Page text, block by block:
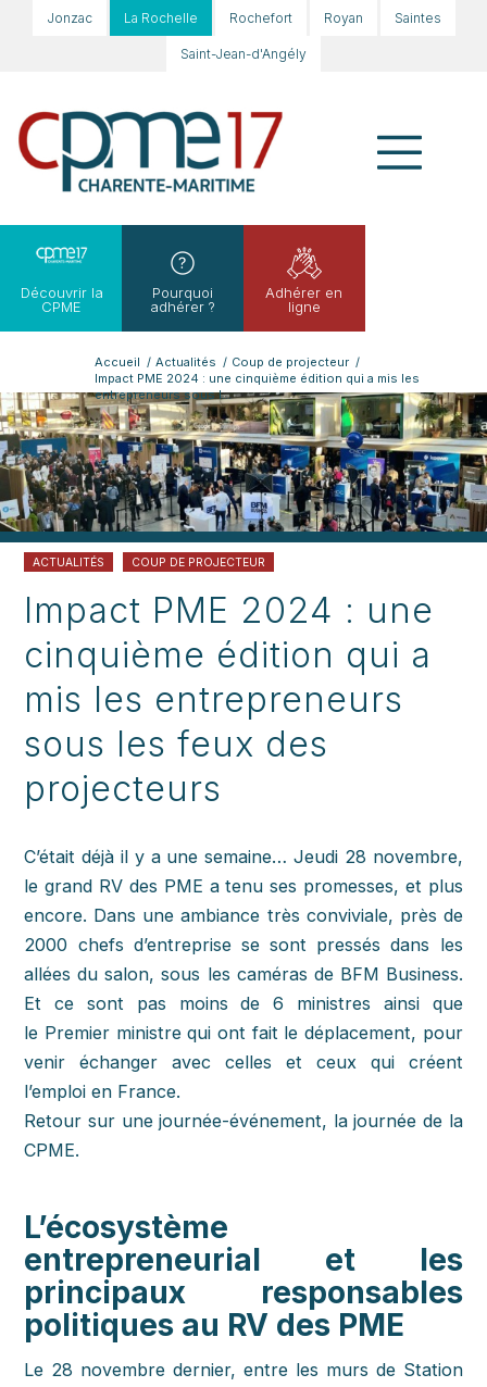
Jonzac La Rochelle Rochefort Royan Saintes
Saint-Jean-d'Angély
Découvrir la
CPME
Pourquoi
adhérer ?
Adhérer en
ligne
Accueil / Actualités / Coup de projecteur /
Impact PME 2024 : une cinquième édition qui a mis les
entrepreneurs sous l...
ACTUALITÉS COUP DE PROJECTEUR
Impact PME 2024 : une
cinquième édition qui a
mis les entrepreneurs
sous les feux des
projecteurs
C’était déjà il y a une semaine… Jeudi 28 novembre,
le grand RV des PME a tenu ses promesses, et plus
encore. Dans une ambiance très conviviale, près de
2000 chefs d’entreprise se sont pressés dans les
allées du salon, sous les caméras de BFM Business.
Et ce sont pas moins de 6 ministres ainsi que
le Premier ministre qui ont fait le déplacement, pour
venir échanger avec celles et ceux qui créent
l’emploi en France.
Retour sur une journée-événement, la journée de la
CPME.
L’écosystème
entrepreneurial et les
principaux responsables
politiques au RV des PME
Le 28 novembre dernier, entre les murs de Station